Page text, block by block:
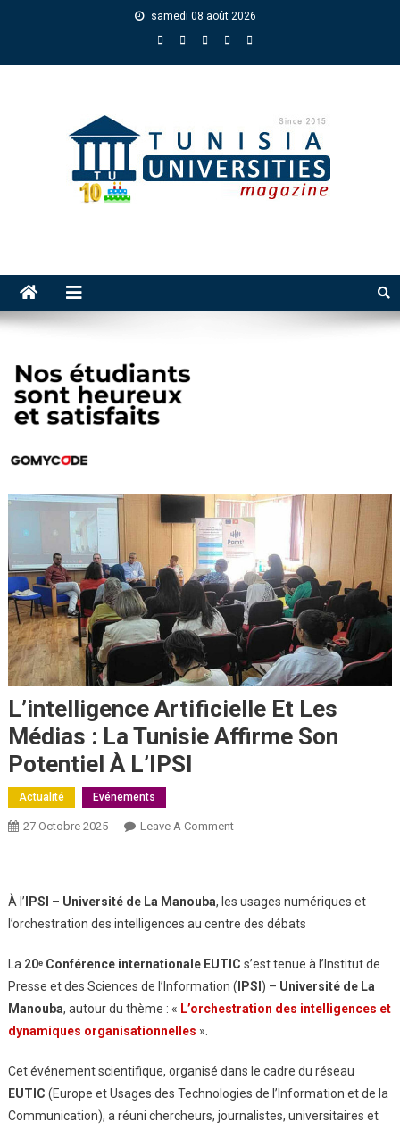
samedi 08 août 2026
L’intelligence Artificielle Et Les
Médias : La Tunisie Affirme Son
Potentiel À L’IPSI
Actualité Evénements
27 Octobre 2025 Leave A Comment
À l’ IPSI – Université de La Manouba, les usages numériques et
l’orchestration des intelligences au centre des débats
La 20ᵉ Conférence internationale EUTIC s’est tenue à l’Institut de
Presse et des Sciences de l’Information ( IPSI ) – Université de La
Manouba, autour du thème : « L’orchestration des intelligences et
dynamiques organisationnelles ».
Cet événement scientifique, organisé dans le cadre du réseau
EUTIC (Europe et Usages des Technologies de l’Information et de la
Communication), a réuni chercheurs, journalistes, universitaires et